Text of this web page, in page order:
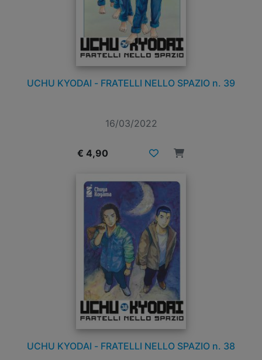
UCHU KYODAI - FRATELLI NELLO SPAZIO n. 39
16/03/2022
€ 4,90
UCHU KYODAI - FRATELLI NELLO SPAZIO n. 38